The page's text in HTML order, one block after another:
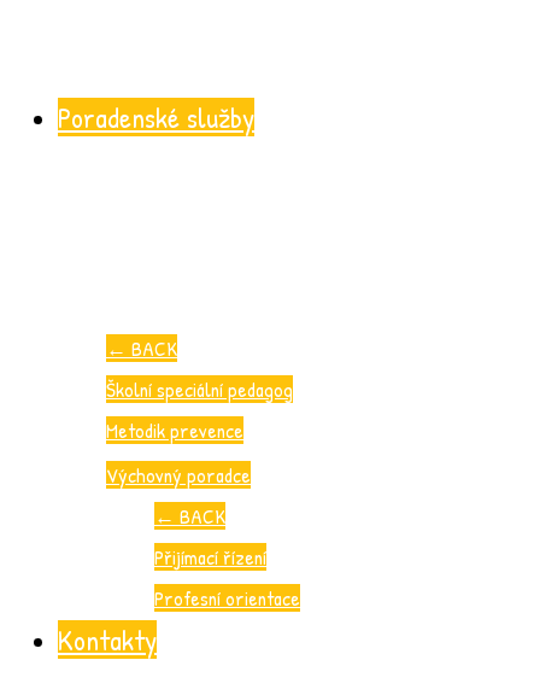
Poradenské služby
← BACK
Školní speciální pedagog
Metodik prevence
Výchovný poradce
← BACK
Přijímací řízení
Profesní orientace
Kontakty